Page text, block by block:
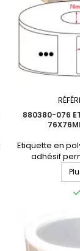
880380-076
Etiquette en
adhésif
par carton : 6
stock.